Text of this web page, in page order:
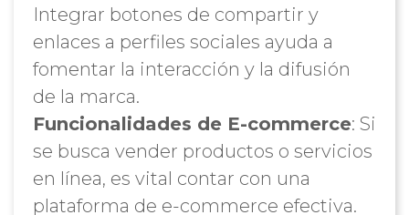
Integrar botones de compartir y
enlaces a perfiles sociales ayuda a
fomentar la interacción y la difusión
de la marca.
Funcionalidades de E-commerce: Si
se busca vender productos o servicios
en línea, es vital contar con una
plataforma de e-commerce efectiva.